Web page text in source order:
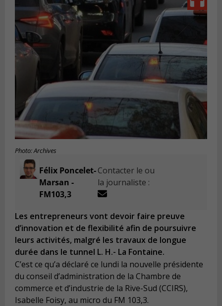
Photo: Archives
Félix Poncelet-
Marsan -
FM103,3
Contacter le ou
la journaliste :
Les entrepreneurs vont devoir faire preuve
d’innovation et de flexibilité afin de poursuivre
leurs activités, malgré les travaux de longue
durée dans le tunnel L. H.- La Fontaine.
C’est ce qu’a déclaré ce lundi la nouvelle présidente
du conseil d’administration de la Chambre de
commerce et d’industrie de la Rive-Sud (CCIRS),
Isabelle Foisy, au micro du FM 103,3.